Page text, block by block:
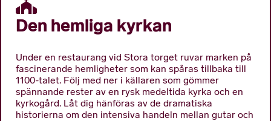
Den hemliga kyrkan
Under en restaurang vid Stora torget ruvar marken på
fascinerande hemligheter som kan spåras tillbaka till
1100-talet. Följ med ner i källaren som gömmer
spännande rester av en rysk medeltida kyrka och en
kyrkogård. Låt dig hänföras av de dramatiska
historierna om den intensiva handeln mellan gutar och